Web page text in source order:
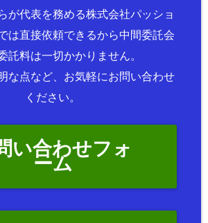
が代表を務める株式会社パッショ
は直接依頼できるから中間委託会
託料は一切かかりません。
な点など、お気軽にお問い合わせ
ください。
い合わせフォ
ーム